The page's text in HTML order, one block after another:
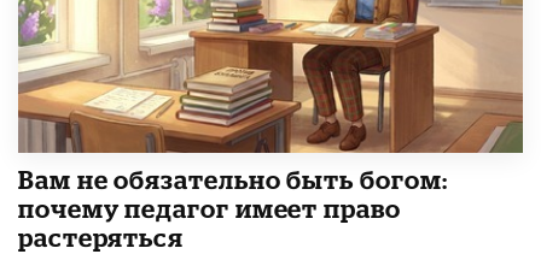
​Вам не обязательно быть богом:
почему педагог имеет право
растеряться